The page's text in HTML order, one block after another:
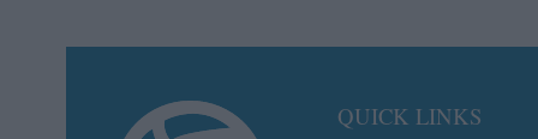
QUICK LINKS